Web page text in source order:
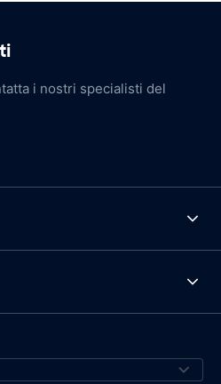
i nostri specialisti del